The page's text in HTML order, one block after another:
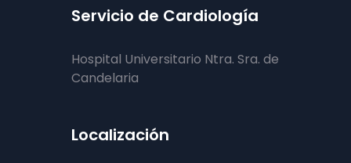
Servicio de Cardiología
Hospital Universitario Ntra. Sra. de
Candelaria
Localización